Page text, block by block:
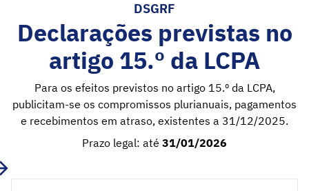
DSGRF
Declarações previstas no
artigo 15.º da LCPA
Para os efeitos previstos no artigo 15.º da LCPA,
publicitam-se os compromissos plurianuais, pagamentos
e recebimentos em atraso, existentes a 31/12/2025.
Prazo legal: até 31/01/2026